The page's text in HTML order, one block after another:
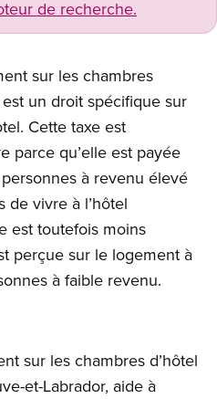
de recherche.
sur les chambres
un droit spécifique sur
Cette taxe est
parce qu’elle est payée
à revenu élevé
de vivre à l’hôtel
est toutefois moins
perçue sur le logement à
à faible revenu.
sur les chambres d’hôtel
et-Labrador, aide à